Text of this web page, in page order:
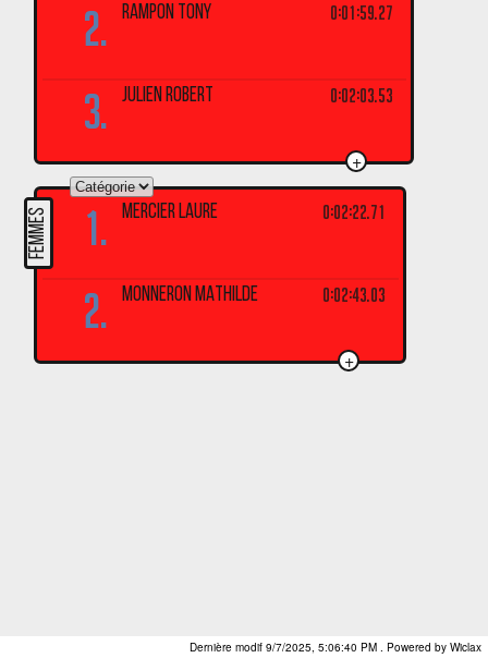
2. RAMPON TONY 0:01:59.27
3. JULIEN ROBERT 0:02:03.53
+
FEMMES 1. MERCIER Laure 0:02:22.71
2. MONNERON MATHILDE 0:02:43.03
+
Dernière modif 9/7/2025, 5:06:40 PM . Powered by Wiclax